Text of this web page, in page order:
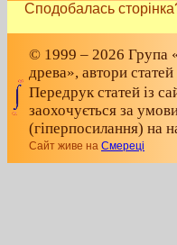
Сподобалась
© 1999 – 2026 Група
древа», автори статей
Передрук статей із
заохочується за
(гіперпосилання) на
Сайт живе на Смереці